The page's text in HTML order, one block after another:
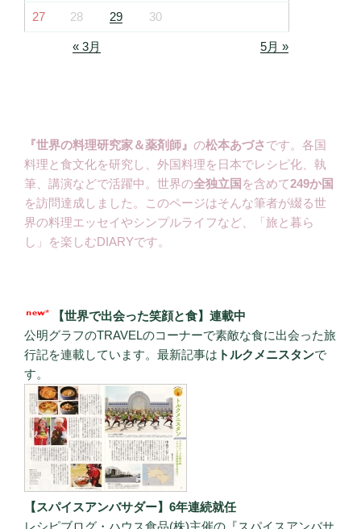
27 28 29 30
« 3月 5月 »
『世界の料理研究家＆薬剤師』 の松本あづさです。各国
料理と食文化を研究し、外国料理を日本でレシピ化、執
筆、講演などで活躍中。世界の全独立国 を含めて249か国
を訪問達成しました。このページはそんな筆者が綴る世
界の料理エッセイやシンプルライフなど、「旅と暮ら
し」を楽しむDIARYです。
【世界で出会った笑顔と食】連載中
公明グラフのTRAVELのコーナーで素敵な食に出会った旅
行記を連載しています。最新記事は トルクメニスタンで
す。
【スパイスアンバサダー】6年連続就任